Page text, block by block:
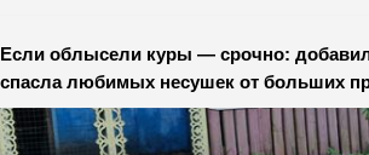
Если облысели куры — срочно:
спасла любимых несушек от больших